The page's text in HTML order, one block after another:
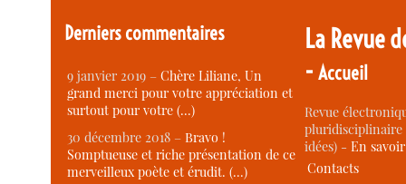
Derniers commentaires
9 janvier 2019 –Chère Liliane, Un
grand merci pour votre appréciation et
surtout pour votre (…)
30 décembre 2018 –Bravo !
Somptueuse et riche présentation de ce
merveilleux poète et érudit. (…)
La Revue
-Accueil
Revue
idées) -En
Contacts